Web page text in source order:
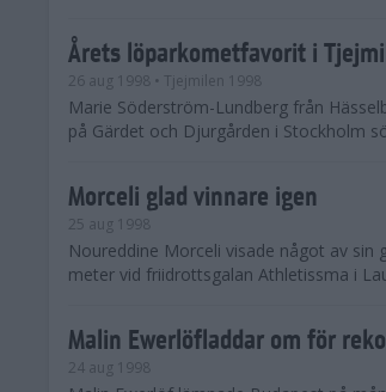
Årets löparkometfavorit i
26 aug 1998 • Tjejmilen 1998
Marie Söderström-Lundberg från
på Gärdet och Djurgården i Stockholm
Morceli glad vinnare igen
25 aug 1998
Noureddine Morceli visade något av sin
meter vid friidrottsgalan Athletissma i
Malin Ewerlöfladdar om för
24 aug 1998